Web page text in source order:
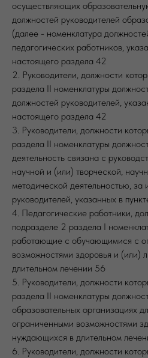
осуществляющих
должностей руководителей
(далее - номенклатура
педагогических работников,
настоящего раздела 42
2. Руководители, должности
раздела II номенклатуры
должностей руководителей,
настоящего раздела 42
3. Руководители, должности
раздела II номенклатуры
деятельность связана с
научной и (или) творческой,
методической деятельностью,
руководителей, указанных в
4. Педагогические работники,
подразделе 2 раздела I
работающие с обучающимися с
возможностями здоровья и
длительном лечении 56
5. Руководители, должности
раздела II номенклатуры
образовательных организациях
ограниченными возможностями
нуждающихся в длительном
6. Руководители, должности